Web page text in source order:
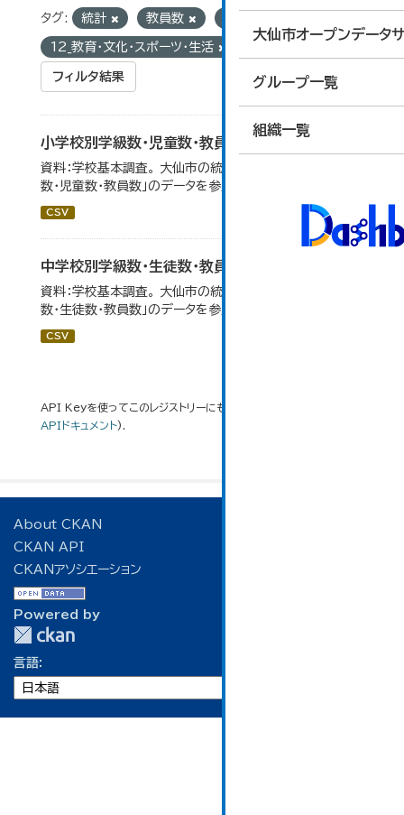
大仙市オープンデータ
グループ一覧
組織一覧
タグ: 統計 教員数
12_教育・文化・スポーツ・生活
フィルタ結果
小学校別学級数・児童数・教員数
資料：学校基本調査。 大仙市の統計「14-4 小学校別学級
数・児童数・教員数」のデータを参照しています。
CSV
中学校別学級数・生徒数・教員数
資料：学校基本調査。 大仙市の統計「14-6 中学校別学級
数・生徒数・教員数」のデータを参照しています。
CSV
API Keyを使ってこのレジストリーにもアクセス可能です
APIドキュメント).
About CKAN
CKAN API
CKANアソシエーション
Powered by
言語